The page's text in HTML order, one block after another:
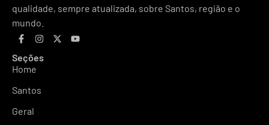
qualidade, sempre atualizada, sobre Santos, região e o
mundo.
Seções
Home
Santos
Geral